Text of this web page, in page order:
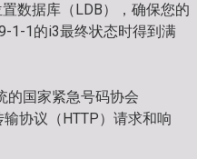
数据库（LDB），确保您的
1-1的i3最终状态时得到满
的国家紧急号码协会
输协议（HTTP）请求和响